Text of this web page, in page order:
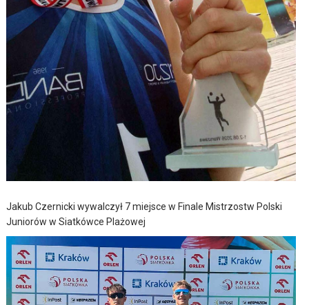
Jakub Czernicki wywalczył 7 miejsce w Finale Mistrzostw Polski
Juniorów w Siatkówce Plażowej